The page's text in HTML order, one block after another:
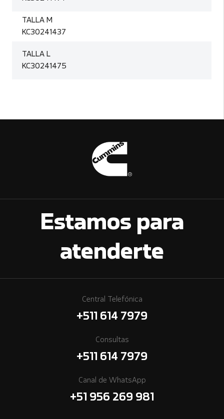
TALLA M
KC30241437
TALLA L
KC30241475
Estamos para
atenderte
Central Telefónica
+511 614 7979
Consultas
+511 614 7979
Canal de WhatsApp
+51 956 269 981